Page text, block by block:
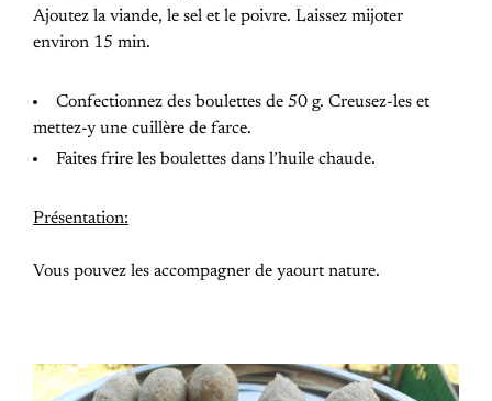
Ajoutez la viande, le sel et le poivre. Laissez mijoter
environ 15 min.
Confectionnez des boulettes de 50 g. Creusez-les et
mettez-y une cuillère de farce.
Faites frire les boulettes dans l’huile chaude.
Présentation:
Vous pouvez les accompagner de yaourt nature.